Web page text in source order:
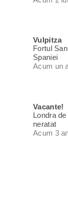
Vulpitza
Fortul
Spaniei
Acum un
Vacante!
Londra
neratat
Acum 3